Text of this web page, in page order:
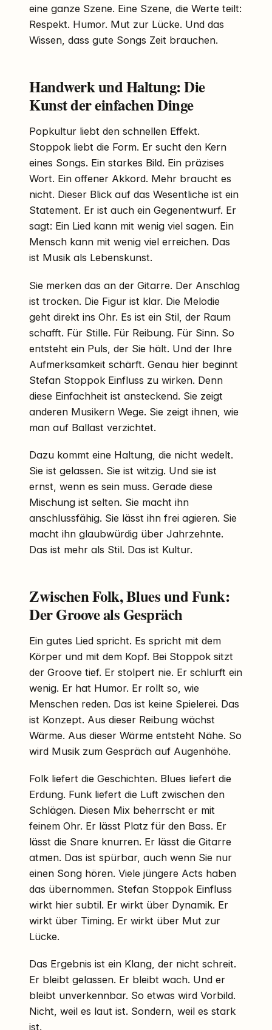
eine ganze Szene. Eine Szene, die Werte teilt:
Respekt. Humor. Mut zur Lücke. Und das
Wissen, dass gute Songs Zeit brauchen.
Handwerk und Haltung: Die
Kunst der einfachen Dinge
Popkultur liebt den schnellen Effekt.
Stoppok liebt die Form. Er sucht den Kern
eines Songs. Ein starkes Bild. Ein präzises
Wort. Ein offener Akkord. Mehr braucht es
nicht. Dieser Blick auf das Wesentliche ist ein
Statement. Er ist auch ein Gegenentwurf. Er
sagt: Ein Lied kann mit wenig viel sagen. Ein
Mensch kann mit wenig viel erreichen. Das
ist Musik als Lebenskunst.
Sie merken das an der Gitarre. Der Anschlag
ist trocken. Die Figur ist klar. Die Melodie
geht direkt ins Ohr. Es ist ein Stil, der Raum
schafft. Für Stille. Für Reibung. Für Sinn. So
entsteht ein Puls, der Sie hält. Und der Ihre
Aufmerksamkeit schärft. Genau hier beginnt
Stefan Stoppok Einfluss zu wirken. Denn
diese Einfachheit ist ansteckend. Sie zeigt
anderen Musikern Wege. Sie zeigt ihnen, wie
man auf Ballast verzichtet.
Dazu kommt eine Haltung, die nicht wedelt.
Sie ist gelassen. Sie ist witzig. Und sie ist
ernst, wenn es sein muss. Gerade diese
Mischung ist selten. Sie macht ihn
anschlussfähig. Sie lässt ihn frei agieren. Sie
macht ihn glaubwürdig über Jahrzehnte.
Das ist mehr als Stil. Das ist Kultur.
Zwischen Folk, Blues und Funk:
Der Groove als Gespräch
Ein gutes Lied spricht. Es spricht mit dem
Körper und mit dem Kopf. Bei Stoppok sitzt
der Groove tief. Er stolpert nie. Er schlurft ein
wenig. Er hat Humor. Er rollt so, wie
Menschen reden. Das ist keine Spielerei. Das
ist Konzept. Aus dieser Reibung wächst
Wärme. Aus dieser Wärme entsteht Nähe. So
wird Musik zum Gespräch auf Augenhöhe.
Folk liefert die Geschichten. Blues liefert die
Erdung. Funk liefert die Luft zwischen den
Schlägen. Diesen Mix beherrscht er mit
feinem Ohr. Er lässt Platz für den Bass. Er
lässt die Snare knurren. Er lässt die Gitarre
atmen. Das ist spürbar, auch wenn Sie nur
einen Song hören. Viele jüngere Acts haben
das übernommen. Stefan Stoppok Einfluss
wirkt hier subtil. Er wirkt über Dynamik. Er
wirkt über Timing. Er wirkt über Mut zur
Lücke.
Das Ergebnis ist ein Klang, der nicht schreit.
Er bleibt gelassen. Er bleibt wach. Und er
bleibt unverkennbar. So etwas wird Vorbild.
Nicht, weil es laut ist. Sondern, weil es stark
ist.